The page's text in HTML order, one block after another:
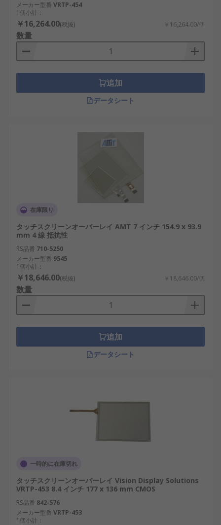
メーカー型番 VRTP-454
1個小計：
￥16,264.00(税抜) ￥16,264.00/個
数量
追加
データシート
在庫限り
タッチスクリーンオーバーレイ AMT 7 インチ 154.9 x 93.9
mm 4 線 抵抗性
RS品番 710-5250
メーカー型番 9545
1個小計：
￥18,646.00(税抜) ￥18,646.00/個
数量
追加
データシート
一時的に在庫切れ
タッチスクリーンオーバーレイ Vision Display Solutions
VRTP-453 8.4 インチ 177 x 136 mm CMOS
RS品番 842-576
メーカー型番 VRTP-453
1個小計：